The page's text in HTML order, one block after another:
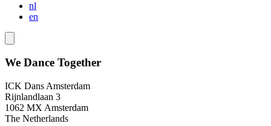
nl
en
We Dance Together
ICK Dans Amsterdam
Rijnlandlaan 3
1062 MX Amsterdam
The Netherlands